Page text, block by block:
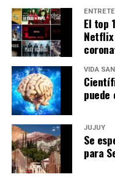
El top
VIDA
JUJUY
Se
para